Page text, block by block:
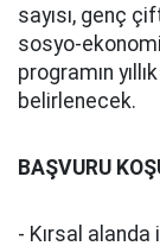
sayısı, genç
sosyo-
programın
belirlenecek.
BAŞVURU
- Kırsal alanda